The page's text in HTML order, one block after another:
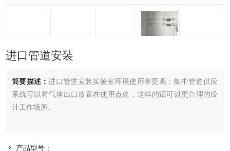
进口管道安装
简要描述：进口管道安装实验室环境使用率更高：集中管道供应
系统可以将气体出口放置在使用点处，这样的话可以更合理的设
计工作场所。
产品型号：